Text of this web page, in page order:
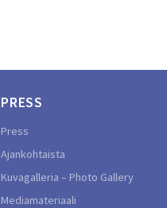
PRESS
Press
Ajankohtaista
Kuvagalleria – Photo Gallery
Mediamateriaali